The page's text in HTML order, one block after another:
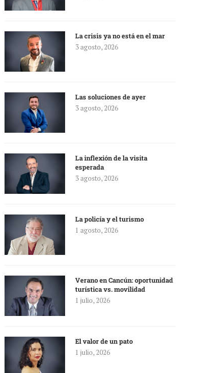
La crisis ya no está en el mar
3 agosto, 2026
Las soluciones de ayer
3 agosto, 2026
La inflexión de la visita
esperada
3 agosto, 2026
La policía y el turismo
1 agosto, 2026
Verano en Cancún: oportunidad
turística vs. movilidad
1 julio, 2026
El valor de un pato
1 julio, 2026